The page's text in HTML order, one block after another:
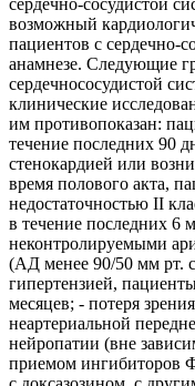
возможный
пациентов с сердечно-
анамнезе. Следующие
сердечнососудистой
клинические
им противопоказан:
течение последних 90
стенокардией или
время полового акта,
недостаточностью II
в течение последних 6
неконтролируемыми
(АД менее 90/50 мм рт.
гипертензией,
месяцев; - потеря
неартериальной
нейропатии (вне
приемом ингибиторов